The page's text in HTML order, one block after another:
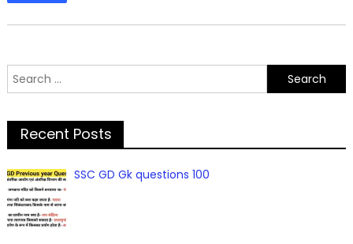
Search
for:
Recent Posts
SSC GD Gk questions 100